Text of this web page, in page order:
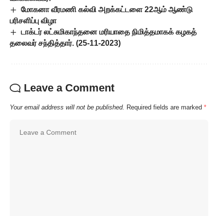
மோகனா வீரமணி கல்வி அறக்கட்டளை 22ஆம் ஆண்டு
பரிசளிப்பு விழா
டாக்டர் லட்சுமிகாந்தனை மரியாதை நிமித்தமாகக் கழகத்
தலைவர் சந்தித்தார். (25-11-2023)
Leave a Comment
Your email address will not be published. Required fields are marked *